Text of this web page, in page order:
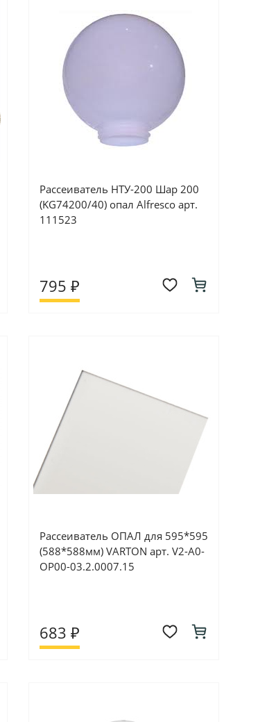
Рассеиватель НТУ-200 Шар 200
(KG74200/40) опал Alfresco арт.
111523
795 ₽
Рассеиватель ОПАЛ для 595*595
(588*588мм) VARTON арт. V2-A0-
OP00-03.2.0007.15
683 ₽